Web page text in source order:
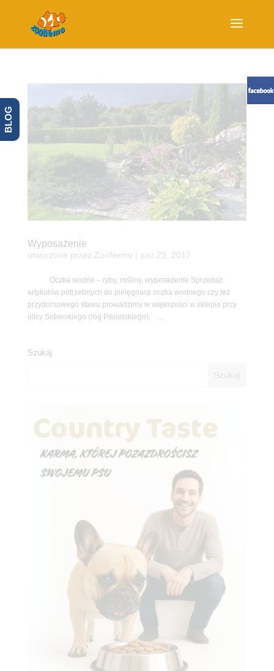
Wyposażenie
utworzone przez ZooNemo paź 29, 2017
Oczka wodne – ryby, rośliny, wyposażenie Sprzedaż
artykułów potrzebnych do pielęgnacji oczka wodnego czy też
przydomowego stawu prowadzimy w większości w sklepie przy
ulicy Sobieskiego (róg Piłsudskiego). ...
Szukaj
BLOG